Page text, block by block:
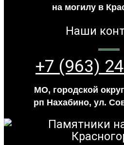
на могилу в
Наши
+7 (963)
МО, городской
рп Нахабино, ул.